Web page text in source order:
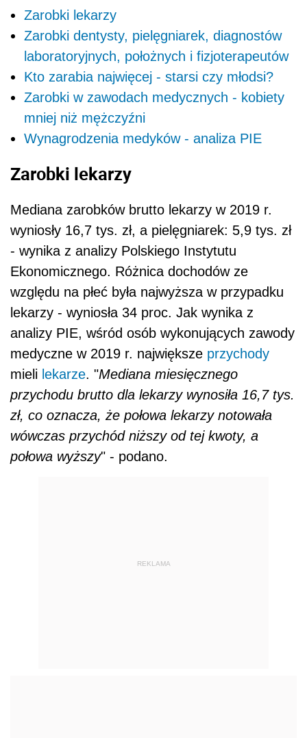
Zarobki lekarzy
Zarobki dentysty, pielęgniarek, diagnostów
laboratoryjnych, położnych i fizjoterapeutów
Kto zarabia najwięcej - starsi czy młodsi?
Zarobki w zawodach medycznych - kobiety
mniej niż mężczyźni
Wynagrodzenia medyków - analiza PIE
Zarobki lekarzy
Mediana zarobków brutto lekarzy w 2019 r.
wyniosły 16,7 tys. zł, a pielęgniarek: 5,9 tys. zł
- wynika z analizy Polskiego Instytutu
Ekonomicznego. Różnica dochodów ze
względu na płeć była najwyższa w przypadku
lekarzy - wyniosła 34 proc. Jak wynika z
analizy PIE, wśród osób wykonujących zawody
medyczne w 2019 r. największe przychody
mieli lekarze. "Mediana miesięcznego
przychodu brutto dla lekarzy wynosiła 16,7 tys.
zł, co oznacza, że połowa lekarzy notowała
wówczas przychód niższy od tej kwoty, a
połowa wyższy" - podano.
REKLAMA